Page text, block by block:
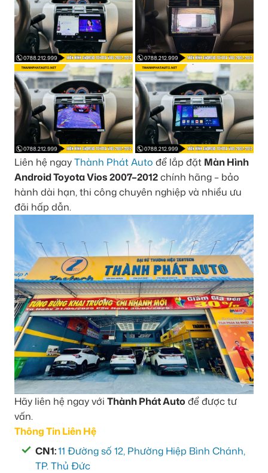
Liên hệ ngayThành Phát Auto để lắp đặt Màn Hình
Android Toyota Vios 2007–2012chính hãng – bảo
hành dài hạn, thi công chuyên nghiệp và nhiều ưu
đãi hấp dẫn.
Hãy liên hệ ngay với Thành Phát Auto để được tư
vấn.
Thông Tin Liên Hệ
CN1:11 Đường số 12, Phường Hiệp Bình Chánh,
TP. Thủ Đức